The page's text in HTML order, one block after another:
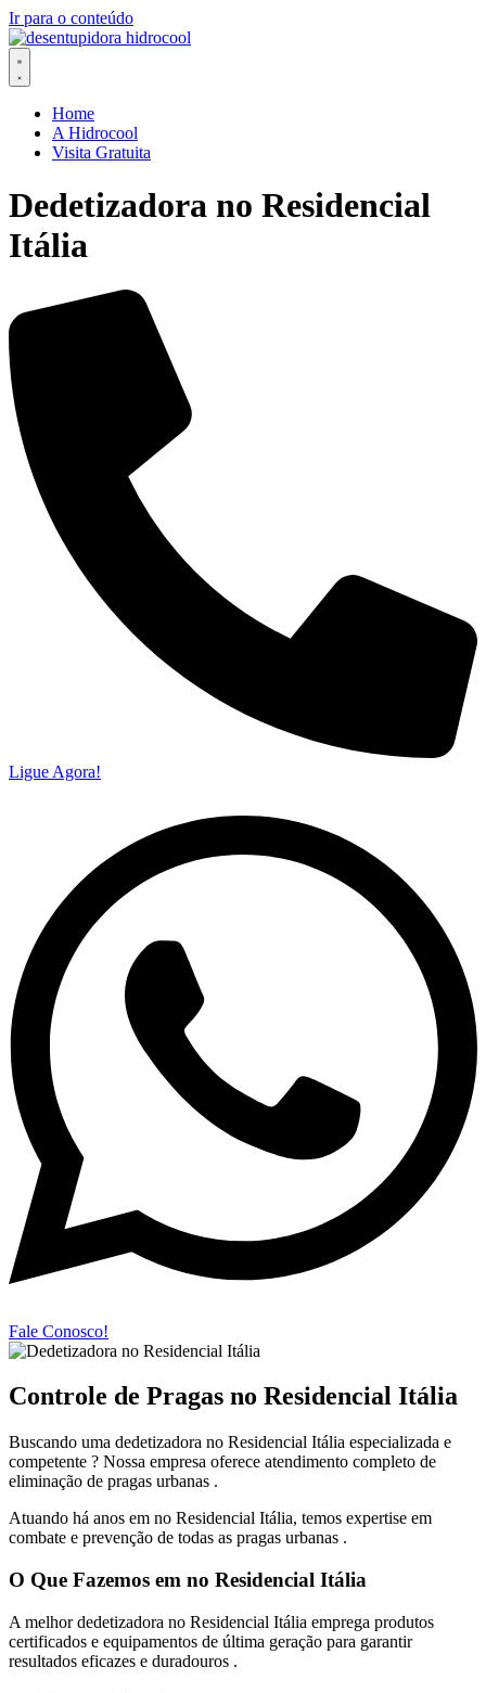
Ir para o conteúdo
Home
A Hidrocool
Visita Gratuita
Dedetizadora no Residencial
Itália
Ligue Agora!
Fale Conosco!
Controle de Pragas no Residencial Itália
Buscando uma dedetizadora no Residencial Itália especializada e
competente ? Nossa empresa oferece atendimento completo de
eliminação de pragas urbanas .
Atuando há anos em no Residencial Itália, temos expertise em
combate e prevenção de todas as pragas urbanas .
O Que Fazemos em no Residencial Itália
A melhor dedetizadora no Residencial Itália emprega produtos
certificados e equipamentos de última geração para garantir
resultados eficazes e duradouros .